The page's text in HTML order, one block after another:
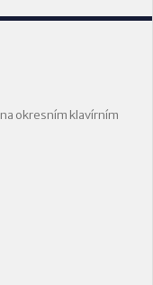
okresním klavírním